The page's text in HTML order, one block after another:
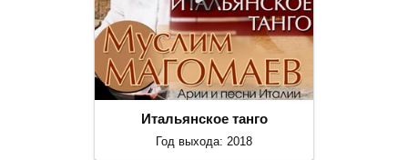
Итальянское танго
Год выхода: 2018